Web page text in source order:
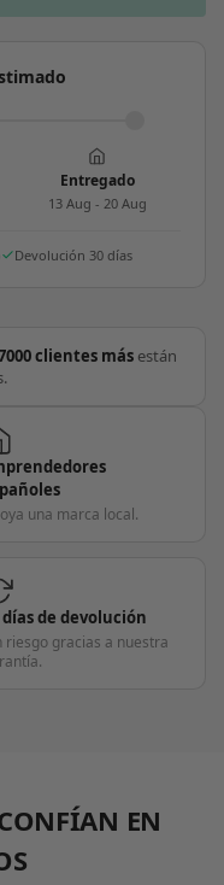
Entregado
13 Aug - 20 Aug
Devolución 30 días
clientes más están
una marca local.
días de devolución
riesgo gracias a nuestra
EN